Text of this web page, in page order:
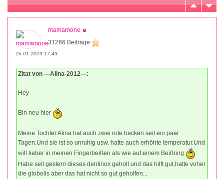
mamamone
31266 Beiträge
16.01.2013 17:43
Zitat von ---Alina-2012---:
Hey
Bin neu hier
Meine Tochter Alina hat auch zwei rote backen seit ein paar
Tagen.Und sie ist so unruhig usw. hatte auch erhöhte temperatur.Und
will lieber in meinen Fingerbeißen als wie auf einem Beißring
Habe seit gestern dieses dentinox geholt und das hilft gut,hatte voher
die globolis aber das hat nicht so gut geholfen...